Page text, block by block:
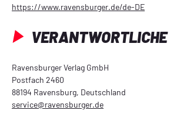
https://www.ravensburger.de/de-DE
VERANTWORTLICHE
Ravensburger Verlag GmbH
Postfach 2460
88194 Ravensburg, Deutschland
service@ravensburger.de